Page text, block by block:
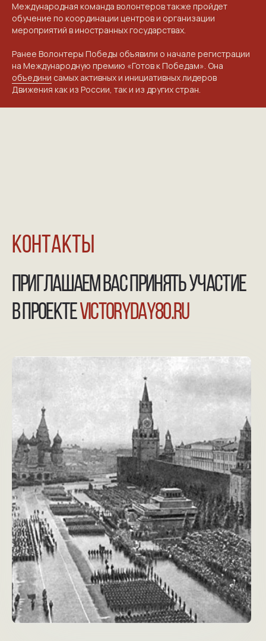
Международная команда волонтеров также пройдет
обучение по координации центров и организации
мероприятий в иностранных государствах.
Ранее Волонтеры Победы объявили о начале регистрации
на Международную премию «Готов к Победам». Она
объедини самых активных и инициативных лидеров
Движения как из России, так и из других стран.